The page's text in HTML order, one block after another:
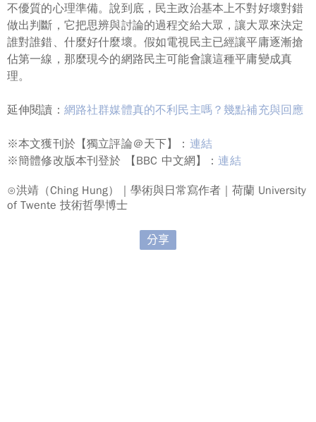
不優質的心理準備。說到底，民主政治基本上不對好壞對錯
做出判斷，它把思辨與討論的過程交給大眾，讓大眾來決定
誰對誰錯、什麼好什麼壞。 假如電視民主已經讓平庸逐漸搶
佔第一線，那麼現今的網路民主可能會讓這種平庸變成真
理。
延伸閱讀： 網路社群媒體真的不利民主嗎？幾點補充與回應
※本文獲刊於【獨立評論＠天下】： 連結
※簡體修改版本刊登於 【BBC 中文網】：連結
⊙洪靖（Ching Hung）｜學術與日常寫作者｜荷蘭 University
of Twente 技術哲學博士
分享